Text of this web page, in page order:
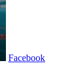
Facebook